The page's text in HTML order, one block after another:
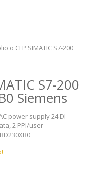
o CLP SIMATIC S7-200
S7-200
Siemens
power supply 24 DI
2 PPI/user-